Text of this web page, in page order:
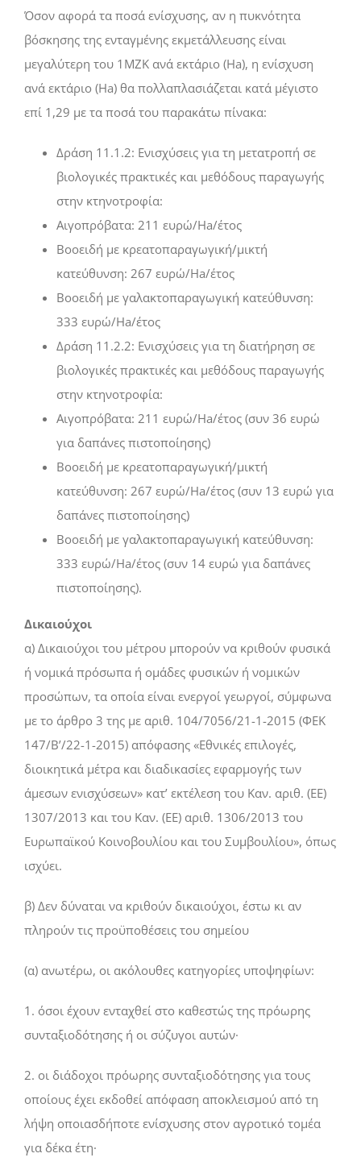
Όσον αφορά τα ποσά ενίσχυσης, αν η πυκνότητα
βόσκησης της ενταγμένης εκμετάλλευσης είναι
μεγαλύτερη του 1ΜΖΚ ανά εκτάριο (Ha), η ενίσχυση
ανά εκτάριο (Ha) θα πολλαπλασιάζεται κατά μέγιστο
επί 1,29 με τα ποσά του παρακάτω πίνακα:
Δράση 11.1.2: Ενισχύσεις για τη μετατροπή σε
βιολογικές πρακτικές και μεθόδους παραγωγής
στην κτηνοτροφία:
Αιγοπρόβατα: 211 ευρώ/Ha/έτος
Βοοειδή με κρεατοπαραγωγική/μικτή
κατεύθυνση: 267 ευρώ/Ha/έτος
Βοοειδή με γαλακτοπαραγωγική κατεύθυνση:
333 ευρώ/Ha/έτος
Δράση 11.2.2: Ενισχύσεις για τη διατήρηση σε
βιολογικές πρακτικές και μεθόδους παραγωγής
στην κτηνοτροφία:
Αιγοπρόβατα: 211 ευρώ/Ha/έτος (συν 36 ευρώ
για δαπάνες πιστοποίησης)
Βοοειδή με κρεατοπαραγωγική/μικτή
κατεύθυνση: 267 ευρώ/Ha/έτος (συν 13 ευρώ για
δαπάνες πιστοποίησης)
Βοοειδή με γαλακτοπαραγωγική κατεύθυνση:
333 ευρώ/Ha/έτος (συν 14 ευρώ για δαπάνες
πιστοποίησης).
Δικαιούχοι
α) Δικαιούχοι του μέτρου μπορούν να κριθούν φυσικά
ή νομικά πρόσωπα ή ομάδες φυσικών ή νομικών
προσώπων, τα οποία είναι ενεργοί γεωργοί, σύμφωνα
με το άρθρο 3 της με αριθ. 104/7056/21-1-2015 (ΦΕΚ
147/Β’/22-1-2015) απόφασης «Εθνικές επιλογές,
διοικητικά μέτρα και διαδικασίες εφαρμογής των
άμεσων ενισχύσεων» κατ’ εκτέλεση του Καν. αριθ. (ΕΕ)
1307/2013 και του Καν. (ΕΕ) αριθ. 1306/2013 του
Ευρωπαϊκού Κοινοβουλίου και του Συμβουλίου», όπως
ισχύει.
β) Δεν δύναται να κριθούν δικαιούχοι, έστω κι αν
πληρούν τις προϋποθέσεις του σημείου
(α) ανωτέρω, οι ακόλουθες κατηγορίες υποψηφίων:
1. όσοι έχουν ενταχθεί στο καθεστώς της πρόωρης
συνταξιοδότησης ή οι σύζυγοι αυτών·
2. οι διάδοχοι πρόωρης συνταξιοδότησης για τους
οποίους έχει εκδοθεί απόφαση αποκλεισμού από τη
λήψη οποιασδήποτε ενίσχυσης στον αγροτικό τομέα
για δέκα έτη·